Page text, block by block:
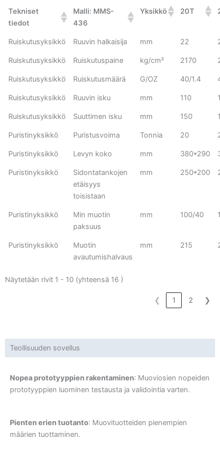
Tekniset
tiedot
Malli: MMS-
436
Yksikkö 20T
Ruiskutusyksikkö Ruuvin halkaisija mm 22
Ruiskutusyksikkö Ruiskutuspaine kg/cm² 2170
Ruiskutusyksikkö Ruiskutusmäärä G/OZ 40/1.4
Ruiskutusyksikkö Ruuvin isku mm 110
Ruiskutusyksikkö Suuttimen isku mm 150
Puristinyksikkö Puristusvoima Tonnia 20
Puristinyksikkö Levyn koko mm 380*290
Puristinyksikkö
Sidontatankojen
etäisyys
toisistaan
mm 250*200
Puristinyksikkö
Min muotin
paksuus
mm 100/40
Puristinyksikkö
Muotin
avautumishalvaus
mm 215
Näytetään rivit 1 - 10 (yhteensä 16 )
❮ 1 2 ❯
Teollisuuden sovellus
Nopea prototyyppien rakentaminen: Muoviosien nopeiden
prototyyppien luominen testausta ja validointia varten.
Pienten erien tuotanto: Muovituotteiden pienempien
määrien tuottaminen.